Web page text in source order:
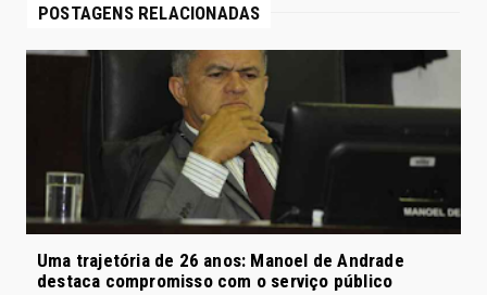
POSTAGENS RELACIONADAS
Uma trajetória de 26 anos: Manoel de Andrade
destaca compromisso com o serviço público